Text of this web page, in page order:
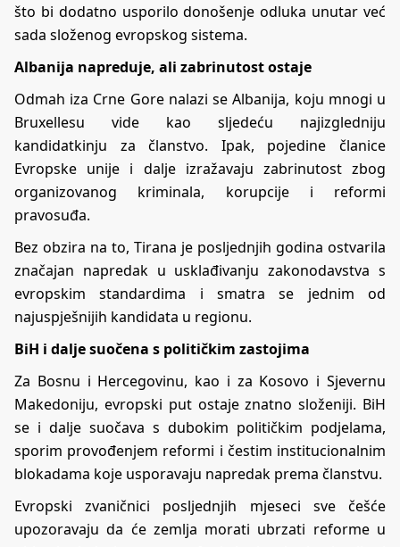
što bi dodatno usporilo donošenje odluka unutar već
sada složenog evropskog sistema.
Albanija napreduje, ali zabrinutost ostaje
Odmah iza Crne Gore nalazi se Albanija, koju mnogi u
Bruxellesu vide kao sljedeću najizgledniju
kandidatkinju za članstvo. Ipak, pojedine članice
Evropske unije i dalje izražavaju zabrinutost zbog
organizovanog kriminala, korupcije i reformi
pravosuđa.
Bez obzira na to, Tirana je posljednjih godina ostvarila
značajan napredak u usklađivanju zakonodavstva s
evropskim standardima i smatra se jednim od
najuspješnijih kandidata u regionu.
BiH i dalje suočena s političkim zastojima
Za Bosnu i Hercegovinu, kao i za Kosovo i Sjevernu
Makedoniju, evropski put ostaje znatno složeniji. BiH
se i dalje suočava s dubokim političkim podjelama,
sporim provođenjem reformi i čestim institucionalnim
blokadama koje usporavaju napredak prema članstvu.
Evropski zvaničnici posljednjih mjeseci sve češće
upozoravaju da će zemlja morati ubrzati reforme u